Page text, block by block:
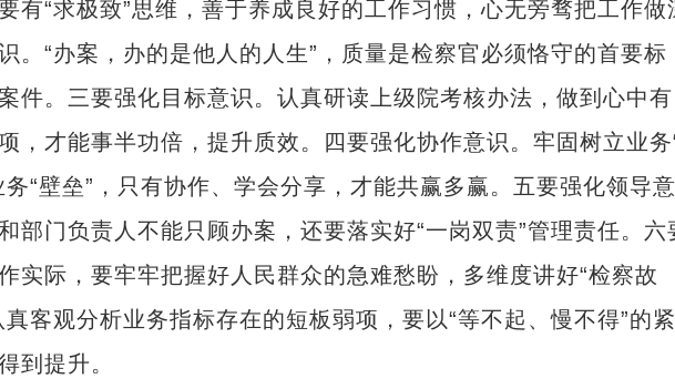
有“求极致”思维，善于养成良好的工作习惯，心无旁骛把工作做
。“办案，办的是他人的人生”，质量是检察官必须恪守的首要标
件。三要强化目标意识。认真研读上级院考核办法，做到心中有
，才能事半功倍，提升质效。四要强化协作意识。牢固树立业务
“壁垒”，只有协作、学会分享，才能共赢多赢。五要强化领导意
部门负责人不能只顾办案，还要落实好“一岗双责”管理责任。六
实际，要牢牢把握好人民群众的急难愁盼，多维度讲好“检察故
客观分析业务指标存在的短板弱项，要以“等不起、慢不得”的
到提升。